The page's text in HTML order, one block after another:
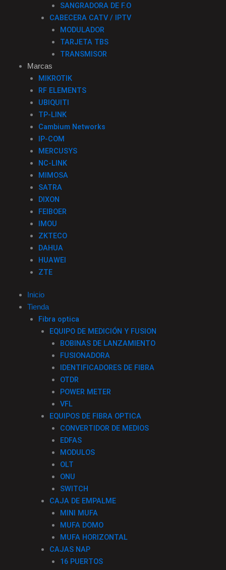
SANGRADORA DE F.O
CABECERA CATV / IPTV
MODULADOR
TARJETA TBS
TRANSMISOR
Marcas
MIKROTIK
RF ELEMENTS
UBIQUITI
TP-LINK
Cambium Networks
IP-COM
MERCUSYS
NC-LINK
MIMOSA
SATRA
DIXON
FEIBOER
IMOU
ZKTECO
DAHUA
HUAWEI
ZTE
Inicio
Tienda
Fibra optica
EQUIPO DE MEDICIÓN Y FUSION
BOBINAS DE LANZAMIENTO
FUSIONADORA
IDENTIFICADORES DE FIBRA
OTDR
POWER METER
VFL
EQUIPOS DE FIBRA OPTICA
CONVERTIDOR DE MEDIOS
EDFAS
MODULOS
OLT
ONU
SWITCH
CAJA DE EMPALME
MINI MUFA
MUFA DOMO
MUFA HORIZONTAL
CAJAS NAP
16 PUERTOS